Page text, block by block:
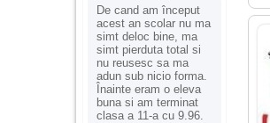
De cand am început
acest an scolar nu ma
simt deloc bine, ma
simt pierduta total si
nu reusesc sa ma
adun sub nicio forma.
Înainte eram o eleva
buna si am terminat
clasa a 11-a cu 9.96.